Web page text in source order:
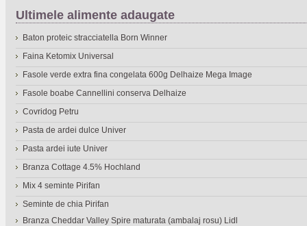
Ultimele alimente adaugate
Baton proteic stracciatella Born Winner
Faina Ketomix Universal
Fasole verde extra fina congelata 600g Delhaize Mega Image
Fasole boabe Cannellini conserva Delhaize
Covridog Petru
Pasta de ardei dulce Univer
Pasta ardei iute Univer
Branza Cottage 4.5% Hochland
Mix 4 seminte Pirifan
Seminte de chia Pirifan
Branza Cheddar Valley Spire maturata (ambalaj rosu) Lidl